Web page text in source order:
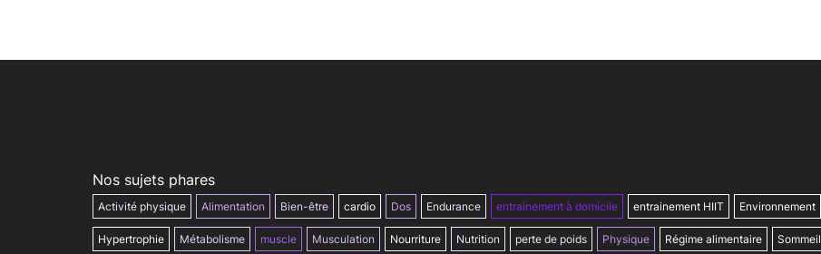
Nos sujets phares
Activité physique Alimentation Bien-être cardio Dos Endurance entrainement à domicile entrainement HIIT Environnement
Hypertrophie Métabolisme muscle Musculation Nourriture Nutrition perte de poids Physique Régime alimentaire Sommeil